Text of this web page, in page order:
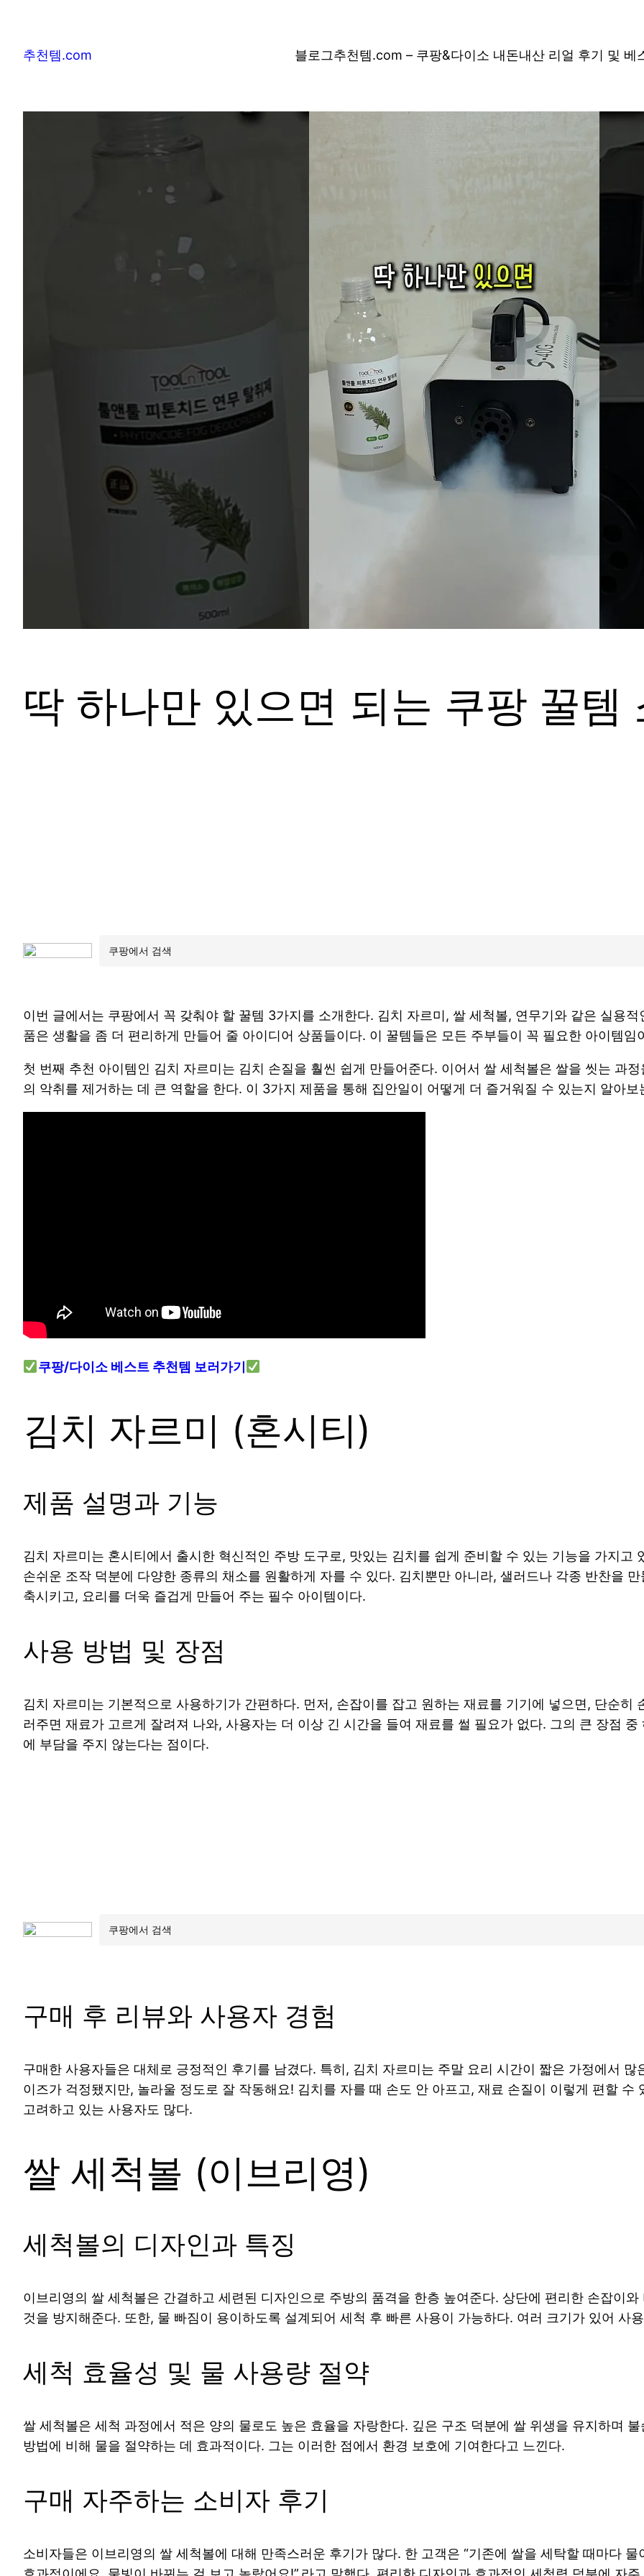
추천템.com 블로그추천템.com – 쿠팡&다이소 내돈내산 리얼 후기 및 베
딱 하나만 있으면 되는 쿠팡 꿀템
이번 글에서는 쿠팡에서 꼭 갖춰야 할 꿀템 3가지를 소개한다. 김치 자르미, 쌀 세척볼, 연무기와 같은 실용
품은 생활을 좀 더 편리하게 만들어 줄 아이디어 상품들이다. 이 꿀템들은 모든 주부들이 꼭 필요한 아이템임
첫 번째 추천 아이템인 김치 자르미는 김치 손질을 훨씬 쉽게 만들어준다. 이어서 쌀 세척볼은 쌀을 씻는 과
의 악취를 제거하는 데 큰 역할을 한다. 이 3가지 제품을 통해 집안일이 어떻게 더 즐거워질 수 있는지 알아보
쿠팡/다이소 베스트 추천템 보러가기
김치 자르미 (혼시티)
제품 설명과 기능
김치 자르미는 혼시티에서 출시한 혁신적인 주방 도구로, 맛있는 김치를 쉽게 준비할 수 있는 기능을 가지고
손쉬운 조작 덕분에 다양한 종류의 채소를 원활하게 자를 수 있다. 김치뿐만 아니라, 샐러드나 각종 반찬을
축시키고, 요리를 더욱 즐겁게 만들어 주는 필수 아이템이다.
사용 방법 및 장점
김치 자르미는 기본적으로 사용하기가 간편하다. 먼저, 손잡이를 잡고 원하는 재료를 기기에 넣으면, 단순히
러주면 재료가 고르게 잘려져 나와, 사용자는 더 이상 긴 시간을 들여 재료를 썰 필요가 없다. 그의 큰 장점
에 부담을 주지 않는다는 점이다.
구매 후 리뷰와 사용자 경험
구매한 사용자들은 대체로 긍정적인 후기를 남겼다. 특히, 김치 자르미는 주말 요리 시간이 짧은 가정에서
이즈가 걱정됐지만, 놀라울 정도로 잘 작동해요! 김치를 자를 때 손도 안 아프고, 재료 손질이 이렇게 편할 수
고려하고 있는 사용자도 많다.
쌀 세척볼 (이브리영)
세척볼의 디자인과 특징
이브리영의 쌀 세척볼은 간결하고 세련된 디자인으로 주방의 품격을 한층 높여준다. 상단에 편리한 손잡이
것을 방지해준다. 또한, 물 빠짐이 용이하도록 설계되어 세척 후 빠른 사용이 가능하다. 여러 크기가 있어 사
세척 효율성 및 물 사용량 절약
쌀 세척볼은 세척 과정에서 적은 양의 물로도 높은 효율을 자랑한다. 깊은 구조 덕분에 쌀 위생을 유지하며
방법에 비해 물을 절약하는 데 효과적이다. 그는 이러한 점에서 환경 보호에 기여한다고 느낀다.
구매 자주하는 소비자 후기
소비자들은 이브리영의 쌀 세척볼에 대해 만족스러운 후기가 많다. 한 고객은 “기존에 쌀을 세탁할 때마다